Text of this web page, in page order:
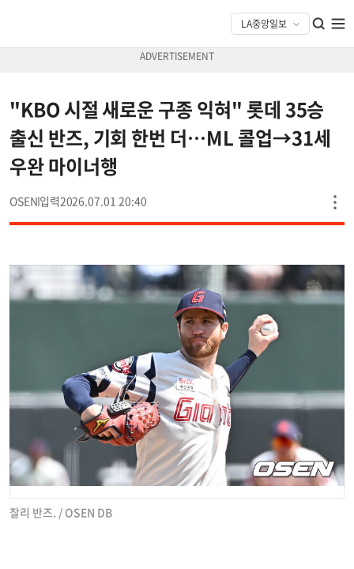
"KBO 시절 새로운 구종 익혀" 롯데 35승
출신 반즈, 기회 한번 더…ML 콜업→31세
우완 마이너행
OSEN 2026.07.01 20:40
찰리 반즈. / OSEN DB